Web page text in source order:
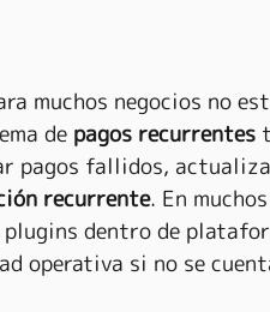
muchos negocios no
de pagos recurrentes
pagos fallidos,
recurrente. En
dentro de
operativa si no se